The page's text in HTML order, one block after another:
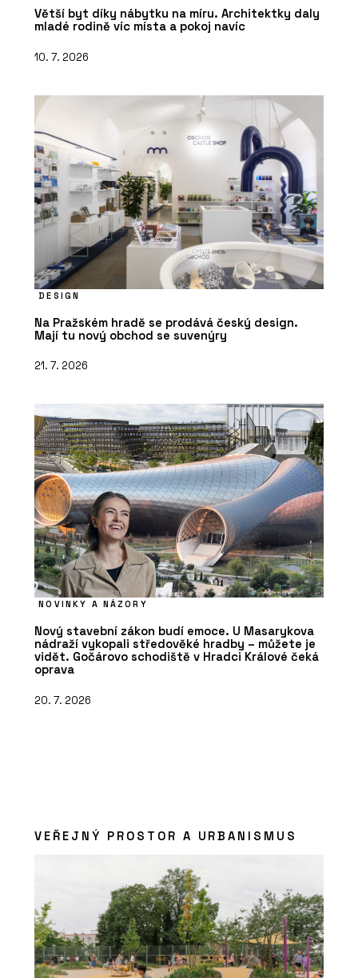
Větší byt díky nábytku na míru. Architektky daly
mladé rodině víc místa a pokoj navíc
10. 7. 2026
DESIGN
Na Pražském hradě se prodává český design.
Mají tu nový obchod se suvenýry
21. 7. 2026
NOVINKY A NÁZORY
Nový stavební zákon budí emoce. U Masarykova
nádraží vykopali středověké hradby – můžete je
vidět. Gočárovo schodiště v Hradci Králové čeká
oprava
20. 7. 2026
VEŘEJNÝ PROSTOR A URBANISMUS